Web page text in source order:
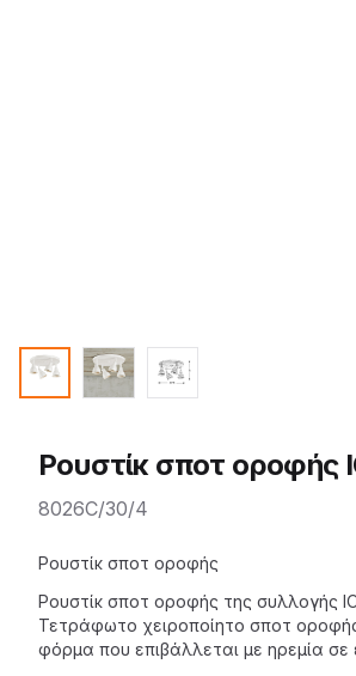
Ρουστίκ σποτ οροφής
8026C/30/4
Description
Ρουστίκ σποτ οροφής
Ρουστίκ σποτ οροφής της συλλογής
Τετράφωτο χειροποίητο σποτ
φόρμα που επιβάλλεται με ηρεμία